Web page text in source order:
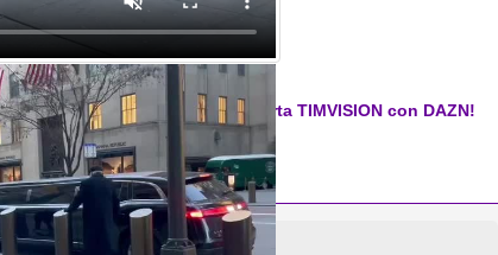
per i primi 3 mesi. Attiva l'offerta TIMVISION con DAZN!